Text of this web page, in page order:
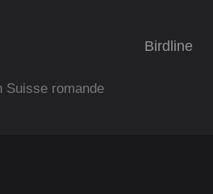
Suisse romande
Birdline